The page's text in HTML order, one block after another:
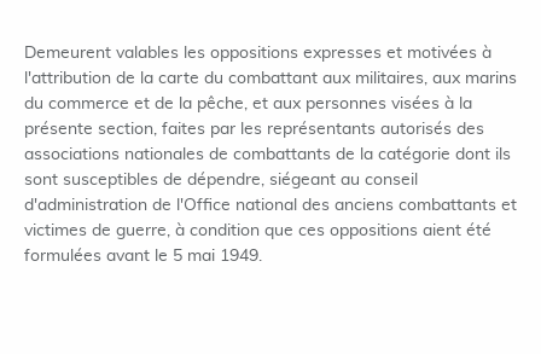
Demeurent valables les oppositions expresses et motivées à
l'attribution de la carte du combattant aux militaires, aux marins
du commerce et de la pêche, et aux personnes visées à la
présente section, faites par les représentants autorisés des
associations nationales de combattants de la catégorie dont ils
sont susceptibles de dépendre, siégeant au conseil
d'administration de l'Office national des anciens combattants et
victimes de guerre, à condition que ces oppositions aient été
formulées avant le 5 mai 1949.